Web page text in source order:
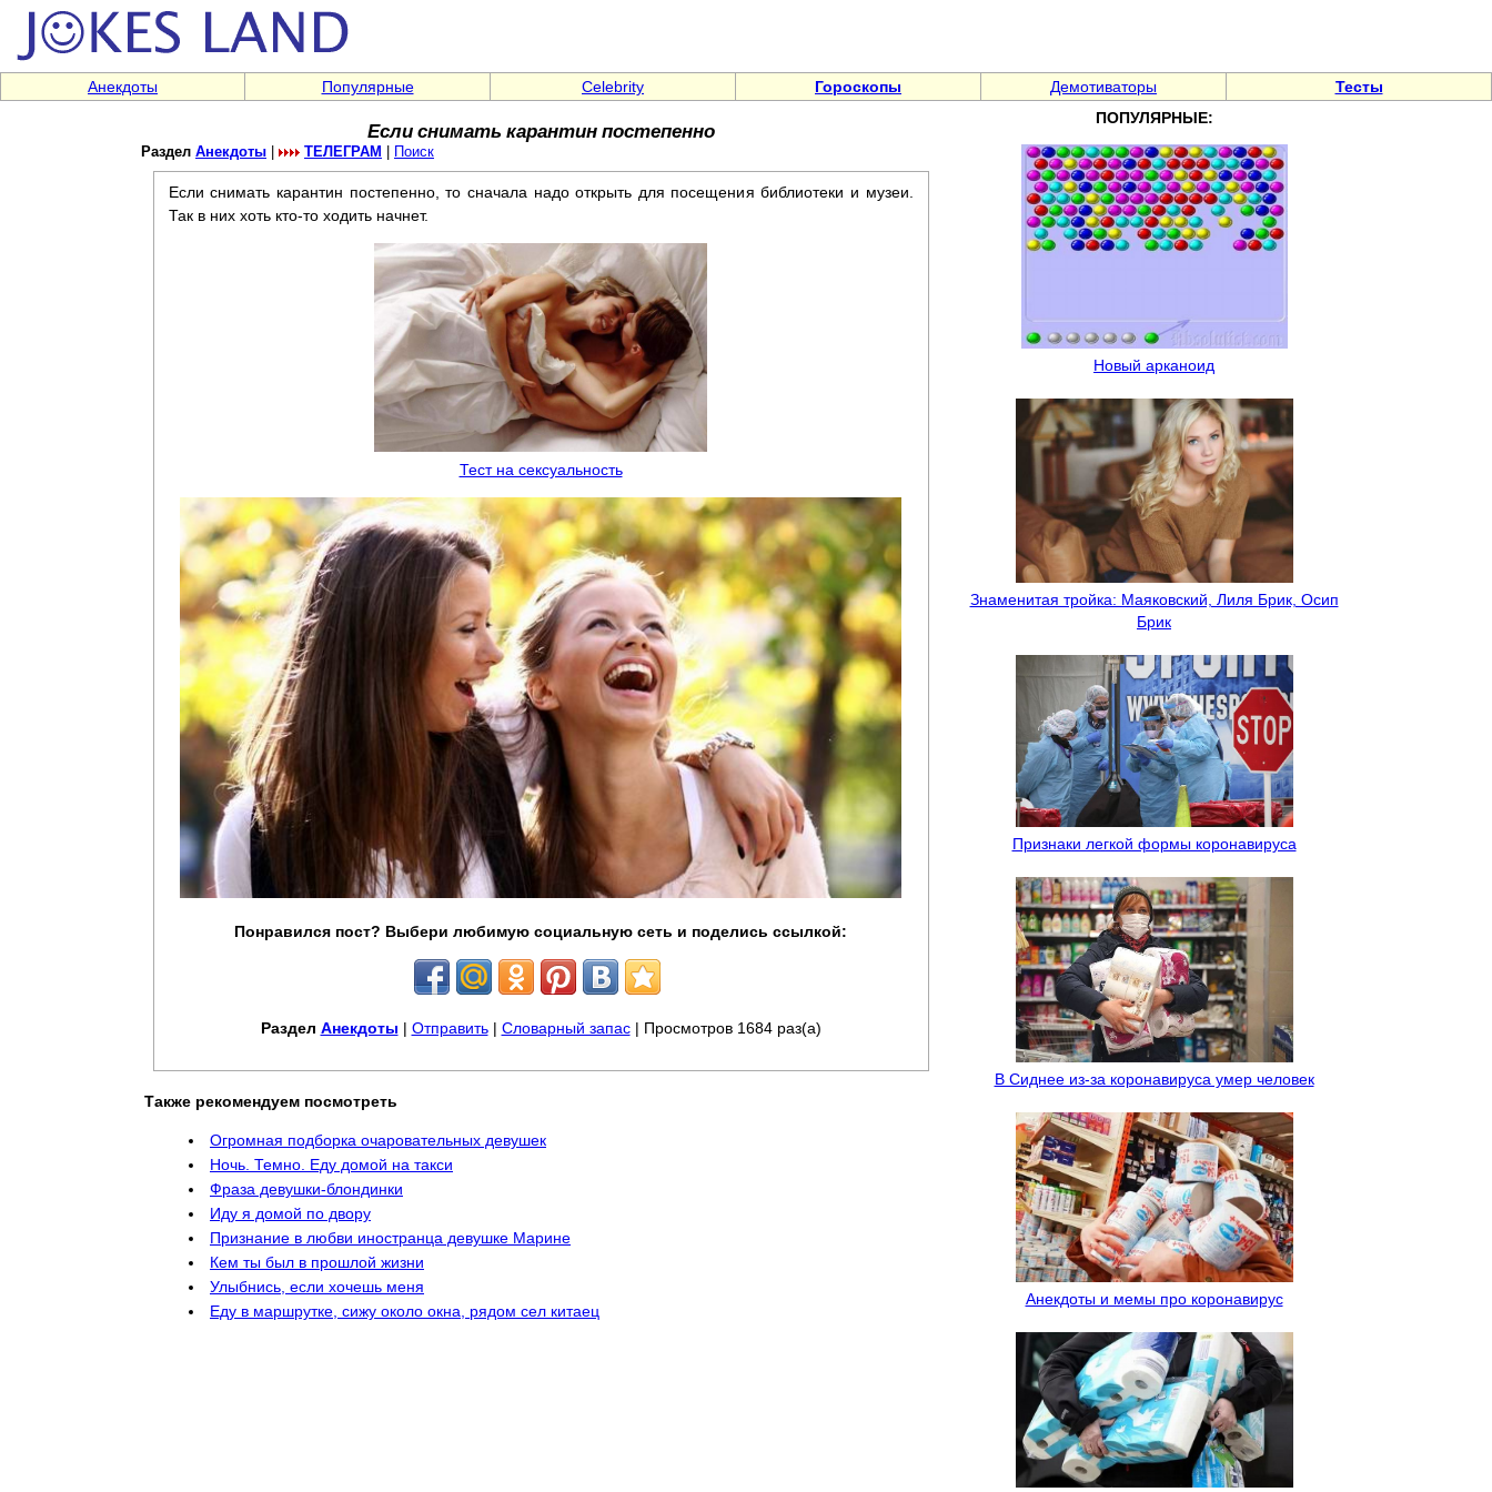
Анекдоты Популярные Celebrity Гороскопы Демотиваторы Тесты
Если снимать карантин постепенно
Раздел Анекдоты ТЕЛЕГРАМ Поиск
Если снимать карантин постепенно, то сначала надо открыть для посещения библиотеки и музеи.
Так в них хоть кто-то ходить начнет.
Тест на сексуальность
Понравился пост? Выбери любимую социальную сеть и поделись ссылкой:
Раздел Анекдоты | Отправить| Словарный запас| Просмотров 1684 раз(а)
Также рекомендуем посмотреть
Огромная подборка очаровательных девушек
Ночь. Темно. Еду домой на такси
Фраза девушки-блондинки
Иду я домой по двору
Признание в любви иностранца девушке Марине
Кем ты был в прошлой жизни
Улыбнись, если хочешь меня
Еду в маршрутке, сижу около окна, рядом сел китаец
ПОПУЛЯРНЫЕ:
Новый арканоид
Знаменитая тройка: Маяковский, Лиля Брик, Осип
Брик
Признаки легкой формы коронавируса
В Сиднее из-за коронавируса умер человек
Анекдоты и мемы про коронавирус